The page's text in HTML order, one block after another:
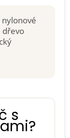
dřevo
s